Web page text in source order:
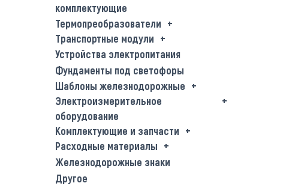
комплектующие
Термопреобразователи
Транспортные модули
Устройства электропитания
Фундаменты под светофоры
Шаблоны железнодорожные
Электроизмерительное
оборудование
Комплектующие и запчасти
Расходные материалы
Железнодорожные знаки
Другое